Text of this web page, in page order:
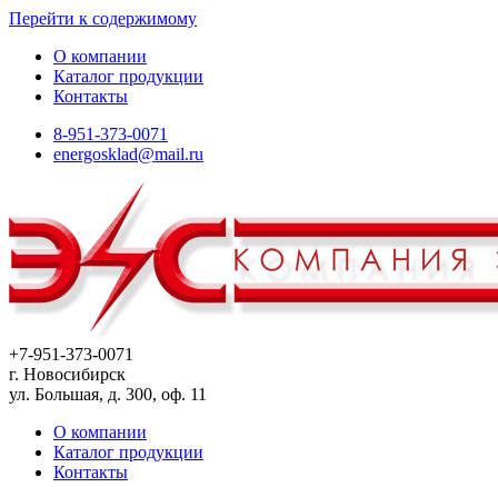
Перейти к содержимому
О компании
Каталог продукции
Контакты
8-951-373-0071
energosklad@mail.ru
+7-951-373-0071
г. Новосибирск
ул. Большая, д. 300, оф. 11
О компании
Каталог продукции
Контакты